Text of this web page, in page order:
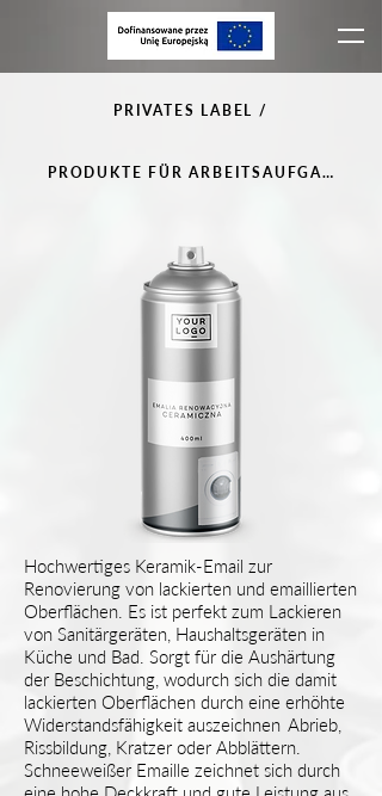
PRIVATES LABEL /
PRODUKTE FÜR ARBEITSAUFGABEN
Hochwertiges Keramik-Email zur
Renovierung von lackierten und emaillierten
Oberflächen. Es ist perfekt zum Lackieren
von Sanitärgeräten, Haushaltsgeräten in
Küche und Bad. Sorgt für die Aushärtung
der Beschichtung, wodurch sich die damit
lackierten Oberflächen durch eine erhöhte
Widerstandsfähigkeit auszeichnen Abrieb,
Rissbildung, Kratzer oder Abblättern.
Schneeweißer Emaille zeichnet sich durch